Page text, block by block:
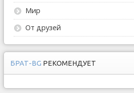
Мир
От друзей
БРАТ-BG РЕКОМЕНДУЕТ